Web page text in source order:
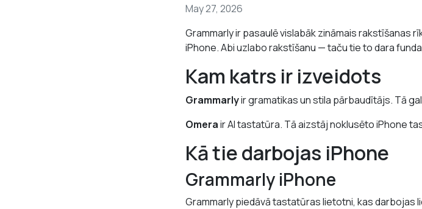
May 27, 2026
Grammarly ir pasaulē vislabāk zināmais rakstīšanas
iPhone. Abi uzlabo rakstīšanu — taču tie to dara
Kam katrs ir izveidots
Grammarlyir gramatikas un stila pārbaudītājs. Tā
Omerair AI tastatūra. Tā aizstāj noklusēto iPhone
Kā tie darbojas iPhone
Grammarly iPhone
Grammarly piedāvā tastatūras lietotni, kas darbojas